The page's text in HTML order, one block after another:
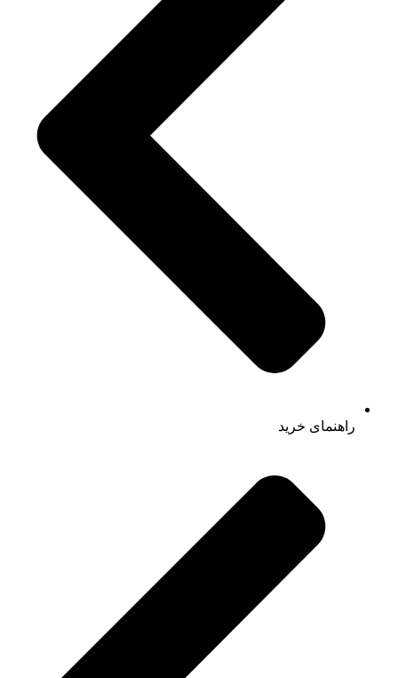
راهنمای خرید